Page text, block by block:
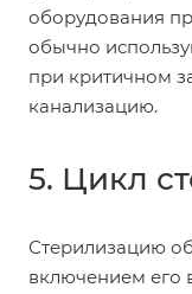
оборудования
обычно
при критичном
канализацию.
5. Цикл
Стерилизацию
включением его